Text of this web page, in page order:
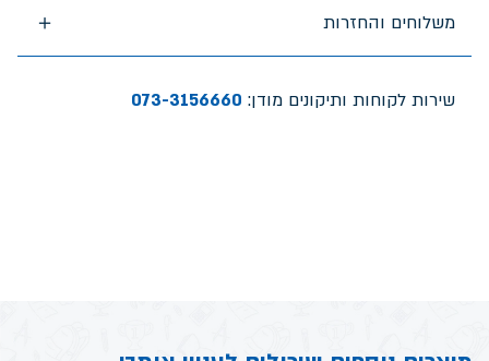
משלוחים והחזרות
שירות לקוחות ותיקונים מודן: 073-3156660